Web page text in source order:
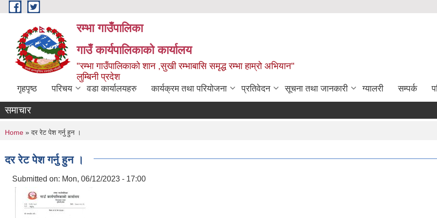
Skip to main content
रम्भा गाउँपालिका
गाउँ कार्यपालिकाको कार्यालय
"रम्भा गाउँपालिकाको शान ,सुखी रम्भाबासि समृद्ध रम्भा हाम्रो अभियान"
लुम्बिनी प्रदेश
गृहपृष्ठ परिचय वडा कार्यालयहरु कार्यक्रम तथा परियोजना प्रतिवेदन सूचना तथा जानकारी ग्यालरी सम्पर्क
समाचार
You are here
Home » दर रेट पेश गर्नु हुन ।
दर रेट पेश गर्नु हुन ।
Submitted on: Mon, 06/12/2023 - 17:00